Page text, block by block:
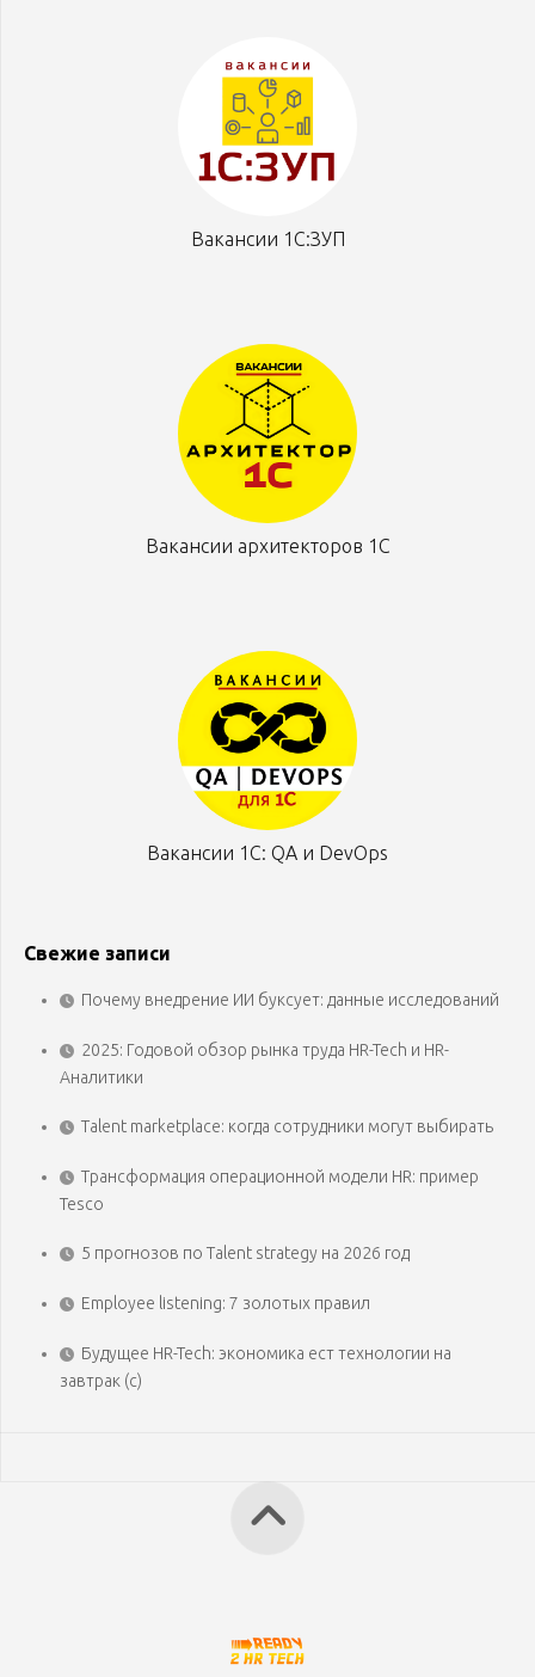
Вакансии 1С:ЗУП
Вакансии архитекторов 1С
Вакансии 1С: QA и DevOps
Свежие записи
Почему внедрение ИИ буксует: данные исследований
2025: Годовой обзор рынка труда HR-Tech и HR-
Аналитики
Talent marketplace: когда сотрудники могут выбирать
Трансформация операционной модели HR: пример
Tesco
5 прогнозов по Talent strategy на 2026 год
Employee listening: 7 золотых правил
Будущее HR-Tech: экономика ест технологии на
завтрак (с)